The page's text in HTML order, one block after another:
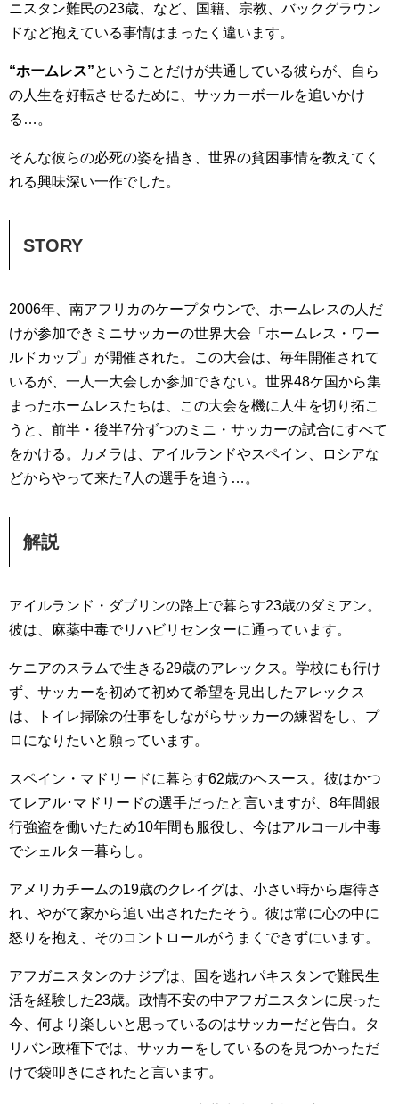
ニスタン難民の23歳、など、国籍、宗教、バックグラウン
ドなど抱えている事情はまったく違います。
“ホームレス”ということだけが共通している彼らが、自ら
の人生を好転させるために、サッカーボールを追いかけ
る…。
そんな彼らの必死の姿を描き、世界の貧困事情を教えてく
れる興味深い一作でした。
STORY
2006年、南アフリカのケープタウンで、ホームレスの人だ
けが参加できミニサッカーの世界大会「ホームレス・ワー
ルドカップ」が開催された。この大会は、毎年開催されて
いるが、一人一大会しか参加できない。世界48ケ国から集
まったホームレスたちは、この大会を機に人生を切り拓こ
うと、前半・後半7分ずつのミニ・サッカーの試合にすべて
をかける。カメラは、アイルランドやスペイン、ロシアな
どからやって来た7人の選手を追う…。
解説
アイルランド・ダブリンの路上で暮らす23歳のダミアン。
彼は、麻薬中毒でリハビリセンターに通っています。
ケニアのスラムで生きる29歳のアレックス。学校にも行け
ず、サッカーを初めて初めて希望を見出したアレックス
は、トイレ掃除の仕事をしながらサッカーの練習をし、プ
ロになりたいと願っています。
スペイン・マドリードに暮らす62歳のヘスース。彼はかつ
てレアル･マドリードの選手だったと言いますが、8年間銀
行強盗を働いたため10年間も服役し、今はアルコール中毒
でシェルター暮らし。
アメリカチームの19歳のクレイグは、小さい時から虐待さ
れ、やがて家から追い出されたたそう。彼は常に心の中に
怒りを抱え、そのコントロールがうまくできずにいます。
アフガニスタンのナジブは、国を逃れパキスタンで難民生
活を経験した23歳。政情不安の中アフガニスタンに戻った
今、何より楽しいと思っているのはサッカーだと告白。タ
リバン政権下では、サッカーをしているのを見つかっただ
けで袋叩きにされたと言います。